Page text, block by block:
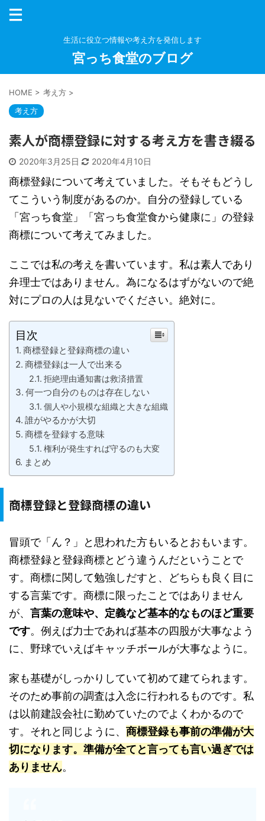
生活に役立つ情報や考え方を発信します
宮っち食堂のブログ
HOME > 考え方 >
考え方
素人が商標登録に対する考え方を書き綴る
2020年3月25日 2020年4月10日
商標登録について考えていました。そもそもどうし
てこういう制度があるのか。自分の登録している
「宮っち食堂」「宮っち食堂食から健康に」の登録
商標について考えてみました。
ここでは私の考えを書いています。私は素人であり
弁理士ではありません。為になるはずがないので絶
対にプロの人は見ないでください。絶対に。
目次
商標登録と登録商標の違い
商標登録は一人で出来る
拒絶理由通知書は救済措置
何一つ自分のものは存在しない
個人や小規模な組織と大きな組織
誰がやるかが大切
商標を登録する意味
権利が発生すれば守るのも大変
まとめ
商標登録と登録商標の違い
冒頭で「ん？」と思われた方もいるとおもいます。
商標登録と登録商標とどう違うんだということで
す。商標に関して勉強しだすと、どちらも良く目に
する言葉です。商標に限ったことではありません
が、 言葉の意味や、定義など基本的なものほど重要
です。例えば力士であれば基本の四股が大事なよう
に、野球でいえばキャッチボールが大事なように。
家も基礎がしっかりしていて初めて建てられます。
そのため事前の調査は入念に行われるものです。私
は以前建設会社に勤めていたのでよくわかるので
す。それと同じように、 商標登録も事前の準備が大
切になります。準備が全てと言っても言い過ぎでは
ありません。